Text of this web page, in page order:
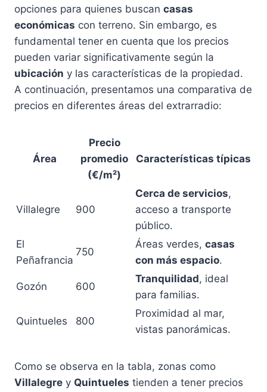
opciones para quienes buscan casas
económicas con terreno. Sin embargo, es
fundamental tener en cuenta que los precios
pueden variar significativamente según la
ubicación y las características de la propiedad.
A continuación, presentamos una comparativa de
precios en diferentes áreas del extrarradio:
Área
Precio
promedio
(€/m²)
Características típicas
Villalegre 900
Cerca de servicios,
acceso a transporte
público.
El
Peñafrancia
750
Áreas verdes, casas
con más espacio.
Gozón 600
Tranquilidad, ideal
para familias.
Quintueles 800
Proximidad al mar,
vistas panorámicas.
Como se observa en la tabla, zonas como
Villalegre y Quintueles tienden a tener precios